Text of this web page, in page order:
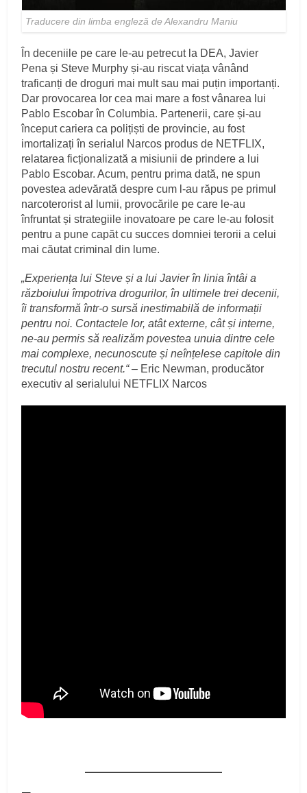
Traducere din limba engleză de Alexandru Maniu
În deceniile pe care le-au petrecut la DEA, Javier
Pena și Steve Murphy și-au riscat viața vânând
traficanți de droguri mai mult sau mai puțin importanți.
Dar provocarea lor cea mai mare a fost vânarea lui
Pablo Escobar în Columbia. Partenerii, care și-au
început cariera ca polițiști de provincie, au fost
imortalizați în serialul Narcos produs de NETFLIX,
relatarea ficționalizată a misiunii de prindere a lui
Pablo Escobar. Acum, pentru prima dată, ne spun
povestea adevărată despre cum l-au răpus pe primul
narcoterorist al lumii, provocările pe care le-au
înfruntat și strategiile inovatoare pe care le-au folosit
pentru a pune capăt cu succes domniei terorii a celui
mai căutat criminal din lume.
„Experiența lui Steve și a lui Javier în linia întâi a
războiului împotriva drogurilor, în ultimele trei decenii,
îi transformă într-o sursă inestimabilă de informații
pentru noi. Contactele lor, atât externe, cât și interne,
ne-au permis să realizăm povestea unuia dintre cele
mai complexe, necunoscute și neînțelese capitole din
trecutul nostru recent.“– Eric Newman, producător
executiv al serialului NETFLIX Narcos